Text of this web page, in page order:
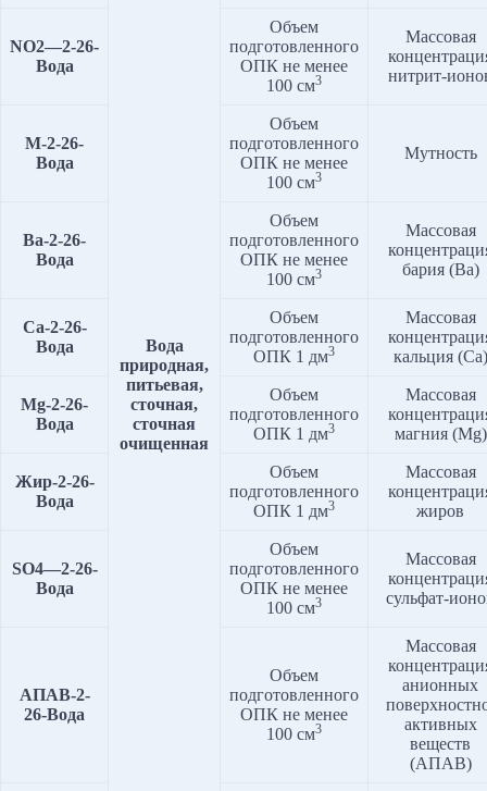
Вода
природная,
питьевая,
сточная,
сточная
очищенная
NO2—2-26-
Вода
Объем
подготовленного
ОПК не менее
100 см3
Массовая
нитрит-
М-2-26-
Вода
Объем
подготовленного
ОПК не менее
100 см3
Мутность
Ва-2-26-
Вода
Объем
подготовленного
ОПК не менее
100 см3
Массовая
бария (Ba)
Ca-2-26-
Вода
Объем
подготовленного
ОПК 1 дм3
Массовая
кальция (Ca)
Mg-2-26-
Вода
Объем
подготовленного
ОПК 1 дм3
Массовая
магния (Mg)
Жир-2-26-
Вода
Объем
подготовленного
ОПК 1 дм3
Массовая
жиров
SO4—2-26-
Вода
Объем
подготовленного
ОПК не менее
100 см3
Массовая
сульфат-
АПАВ-2-
26-Вода
Объем
подготовленного
ОПК не менее
100 см3
Массовая
анионных
активных
веществ
(АПАВ)